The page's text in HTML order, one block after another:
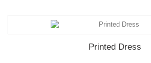
Printed Dress